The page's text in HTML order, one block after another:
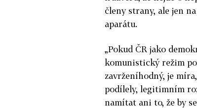
členy strany, ale jen
aparátu.
„Pokud ČR jako
komunistický režim
zavrženíhodný, je
podílely, legitimním
namítat ani to, že by